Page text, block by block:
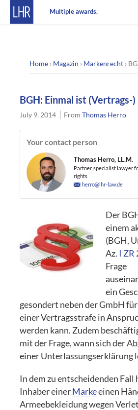
Multiple awards.
Home › Magazin › Markenrecht › BGH:
BGH: Einmal ist (Vertrags-
July 9, 2014 FromThomas Herro
Your contact person
Thomas Herro, LL.M.
Partner, specialist lawyer
rights
herro@lhr-law.de
Der
einem
(BGH,
Az. I ZR
Frage
ein
gesondert neben der GmbH
einer Vertragsstrafe in
werden kann. Zudem
mit der Frage, wann sich der
einer Unterlassungserklärung
In dem zu entscheidenden Fall
Inhaber einerMarkeeinen
Armeebekleidung wegen